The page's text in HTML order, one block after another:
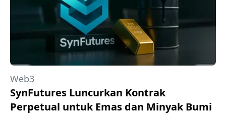
Web3
SynFutures Luncurkan Kontrak
Perpetual untuk Emas dan Minyak Bumi